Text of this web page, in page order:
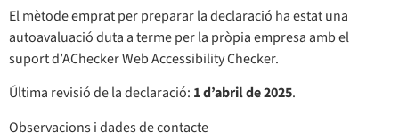
El mètode emprat per preparar la declaració ha estat una
autoavaluació duta a terme per la pròpia empresa amb el
suport d’AChecker Web Accessibility Checker.
Última revisió de la declaració: 1 d’abril de 2025.
Observacions i dades de contacte